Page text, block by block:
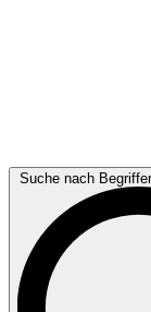
Suche nach